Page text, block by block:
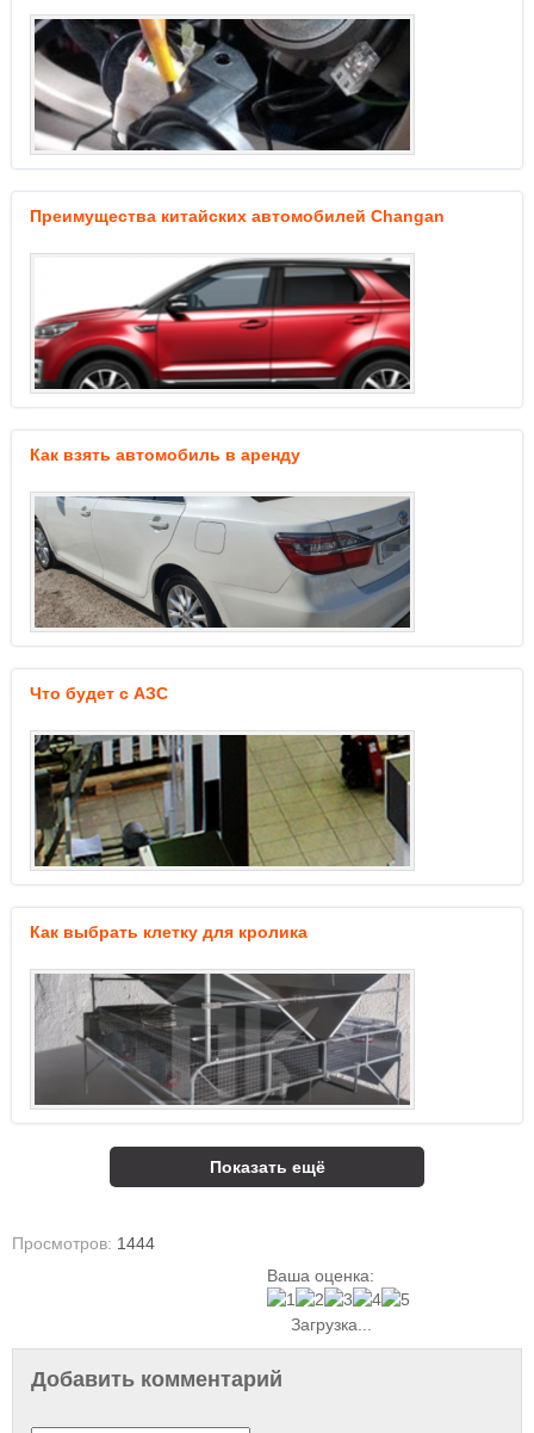
Преимущества китайских автомобилей Changan
Как взять автомобиль в аренду
Что будет с АЗС
Как выбрать клетку для кролика
Показать ещё
Просмотров: 1444
Ваша оценка:
Загрузка...
Добавить комментарий